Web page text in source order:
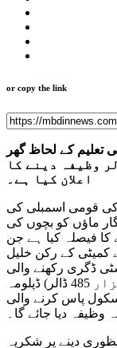
or copy the link
تعلیم کے لحاظ گھر
ڈالر وظیفہ دینے کا
اعلان کیا ہے۔
کی قومی اسمبلی کی
ماؤں کو بچوں کی
کا فیصلہ کیا ہے جن
کمیٹی کے رکن خلیل
ڈگری رکھنے والی
بیروزگار ماؤں کو 750 کویتی دینار یعنی ( 2ہزار 485 ڈالر) ڈپلومہ
اور ہائی اسکول پاس کرنے والی
دینے پر شکریہ